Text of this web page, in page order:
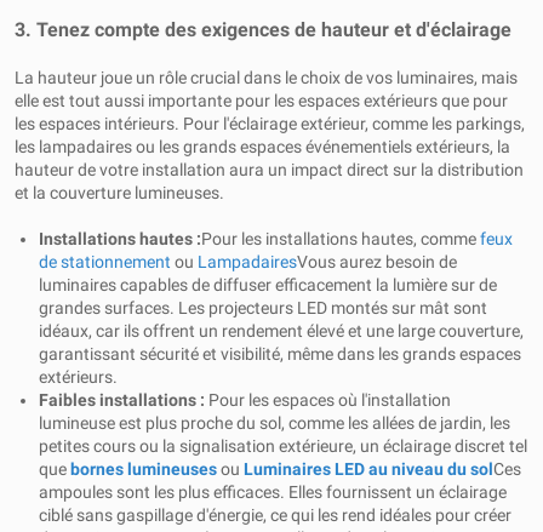
3. Tenez compte des exigences de hauteur et d'éclairage
La hauteur joue un rôle crucial dans le choix de vos luminaires, mais
elle est tout aussi importante pour les espaces extérieurs que pour
les espaces intérieurs. Pour l'éclairage extérieur, comme les parkings,
les lampadaires ou les grands espaces événementiels extérieurs, la
hauteur de votre installation aura un impact direct sur la distribution
et la couverture lumineuses.
Installations hautes :Pour les installations hautes, commefeux
de stationnement ou LampadairesVous aurez besoin de
luminaires capables de diffuser efficacement la lumière sur de
grandes surfaces. Les projecteurs LED montés sur mât sont
idéaux, car ils offrent un rendement élevé et une large couverture,
garantissant sécurité et visibilité, même dans les grands espaces
extérieurs.
Faibles installations : Pour les espaces où l'installation
lumineuse est plus proche du sol, comme les allées de jardin, les
petites cours ou la signalisation extérieure, un éclairage discret tel
quebornes lumineusesou Luminaires LED au niveau du solCes
ampoules sont les plus efficaces. Elles fournissent un éclairage
ciblé sans gaspillage d'énergie, ce qui les rend idéales pour créer